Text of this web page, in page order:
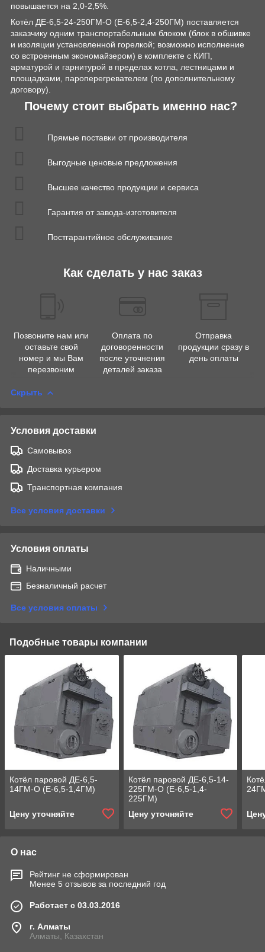
повышается на 2,0-2,5%.
Котёл ДЕ-6,5-24-250ГМ-О (Е-6,5-2,4-250ГМ) поставляется
заказчику одним транспортабельным блоком (блок в обшивке
и изоляции установленной горелкой; возможно исполнение
со встроенным экономайзером) в комплекте с КИП,
арматурой и гарнитурой в пределах котла, лестницами и
площадками, пароперегревателем (по дополнительному
договору).
Почему стоит выбрать именно нас?
Прямые поставки от производителя
Выгодные ценовые предложения
Высшее качество продукции и сервиса
Гарантия от завода-изготовителя
Постгарантийное обслуживание
Как сделать у нас заказ
Позвоните нам или
оставьте свой
номер и мы Вам
перезвоним
Оплата по
договоренности
после уточнения
деталей заказа
Отправка
продукции сразу в
день оплаты
Скрыть
Условия доставки
Самовывоз
Доставка курьером
Транспортная компания
Все условия доставки
Условия оплаты
Наличными
Безналичный расчет
Все условия оплаты
Подобные товары компании
Котёл паровой ДЕ-6,5-
14ГМ-О (Е-6,5-1,4ГМ)
Цену уточняйте
Котёл паровой ДЕ-6,5-14-
225ГМ-О (Е-6,5-1,4-
225ГМ)
Цену уточняйте
О нас
Рейтинг не сформирован
Менее 5 отзывов за последний год
Работает с 03.03.2016
г. Алматы
Алматы, Казахстан